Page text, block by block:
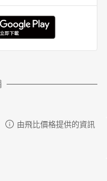
由飛比價格提供的資訊